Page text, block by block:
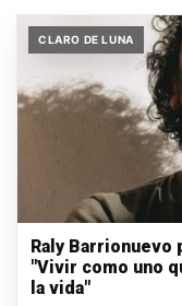
CLARO DE LUNA
Raly
"Vivir como uno
la vida"